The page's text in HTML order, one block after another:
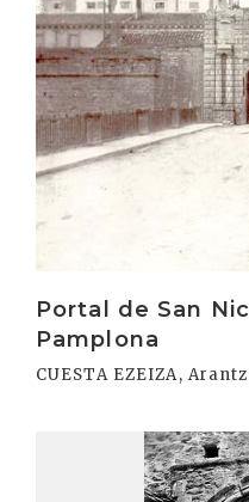
Portal de San
Pamplona
CUESTA EZEIZA,